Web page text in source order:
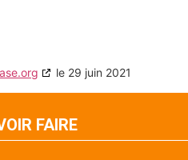
le 29 juin 2021
FAIRE